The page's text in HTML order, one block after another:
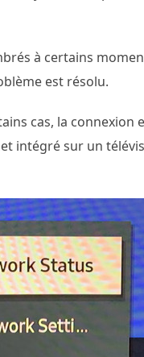
à certains
est résolu.
cas, la connexion
intégré sur un